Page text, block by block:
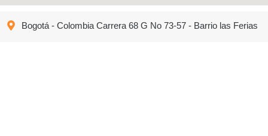
Bogotá - Colombia Carrera 68 G No 73-57 - Barrio las Ferias